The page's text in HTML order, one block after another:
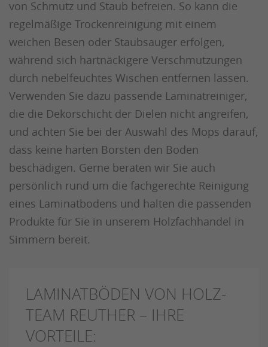
von Schmutz und Staub befreien. So kann die
regelmäßige Trockenreinigung mit einem
weichen Besen oder Staubsauger erfolgen,
während sich hartnäckigere Verschmutzungen
durch nebelfeuchtes Wischen entfernen lassen.
Verwenden Sie dazu passende Laminatreiniger,
die die Dekorschicht der Dielen nicht angreifen,
und achten Sie bei der Auswahl des Mops darauf,
dass keine harten Borsten den Boden
beschädigen. Gerne beraten wir Sie auch
persönlich rund um die fachgerechte Reinigung
eines Laminatbodens und halten die passenden
Produkte für Sie in unserem Holzfachhandel in
Simmern bereit.
LAMINATBÖDEN VON HOLZ-
TEAM REUTHER – IHRE
VORTEILE: